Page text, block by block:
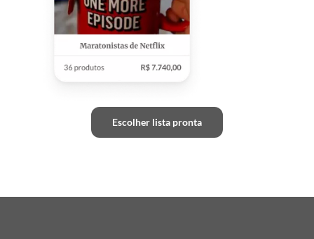
Escolher lista pronta